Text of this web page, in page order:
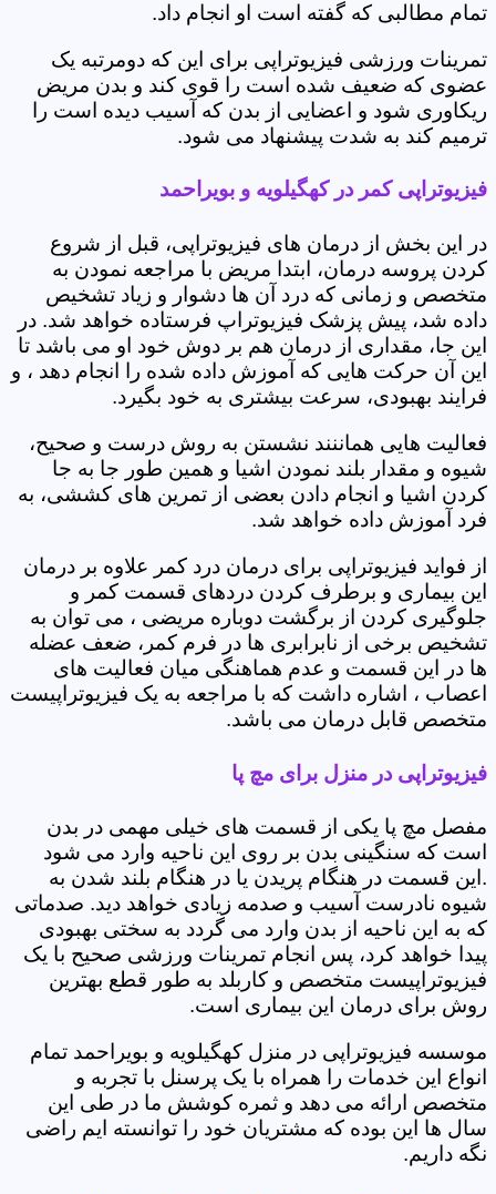
تمام مطالبی که گفته است او انجام داد.
تمرینات ورزشی فیزیوتراپی برای این که دومرتبه یک
عضوی که ضعیف شده است را قوی کند و بدن مریض
ریکاوری شود و اعضایی از بدن که آسیب دیده است را
ترمیم کند به شدت پیشنهاد می شود.
فیزیوتراپی کمر در کهگیلویه و بویراحمد
در این بخش از درمان های فیزیوتراپی، قبل از شروع
کردن پروسه درمان، ابتدا مریض با مراجعه نمودن به
متخصص و زمانی که درد آن ها دشوار و زیاد تشخیص
داده شد، پیش پزشک فیزیوتراپ فرستاده خواهد شد. در
این جا، مقداری از درمان هم بر دوش خود او می باشد تا
این آن حرکت هایی که آموزش داده شده را انجام دهد ، و
فرایند بهبودی، سرعت بیشتری به خود بگیرد.
فعالیت هایی هماننند نشستن به روش درست و صحیح،
شیوه و مقدار بلند نمودن اشیا و همین طور جا به جا
کردن اشیا و انجام دادن بعضی از تمرین های کششی، به
فرد آموزش داده خواهد شد.
از فواید فیزیوتراپی برای درمان درد کمر علاوه بر درمان
این بیماری و برطرف کردن دردهای قسمت کمر و
جلوگیری کردن از برگشت دوباره مریضی ، می توان به
تشخیص برخی از نابرابری ها در فرم کمر، ضعف عضله
ها در این قسمت و عدم هماهنگی میان فعالیت های
اعصاب ، اشاره داشت که با مراجعه به یک فیزیوتراپیست
متخصص قابل درمان می باشد.
فیزیوتراپی در منزل برای مچ پا
مفصل مچ پا یکی از قسمت های خیلی مهمی در بدن
است که سنگینی بدن بر روی این ناحیه وارد می شود
.این قسمت در هنگام پریدن یا در هنگام بلند شدن به
شیوه نادرست آسیب و صدمه زیادی خواهد دید. صدماتی
که به این ناحیه از بدن وارد می گردد به سختی بهبودی
پیدا خواهد کرد، پس انجام تمرینات ورزشی صحیح با یک
فیزیوتراپیست متخصص و کاربلد به طور قطع بهترین
روش برای درمان این بیماری است.
موسسه فیزیوتراپی در منزل کهگیلویه و بویراحمد تمام
انواع این خدمات را همراه با یک پرسنل با تجربه و
متخصص ارائه می دهد و ثمره کوشش ما در طی این
سال ها این بوده که مشتریان خود را توانسته ایم راضی
نگه داریم.